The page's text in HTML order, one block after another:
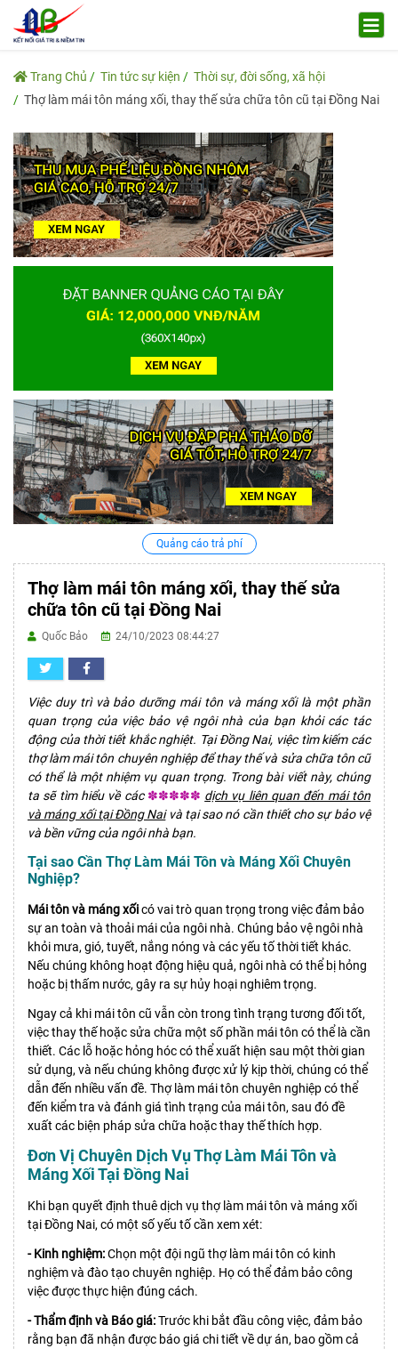
Trang Chủ Tin tức sự kiện
Thời sự, đời sống, xã hội
Thợ làm mái tôn máng xối, thay thế sửa chữa tôn cũ tại Đồng Nai
Quảng cáo trả phí
Thợ làm mái tôn máng xối, thay thế sửa
chữa tôn cũ tại Đồng Nai
Quốc Bảo 24/10/2023 08:44:27
Việc duy trì và bảo dưỡng mái tôn và máng xối là một phần
quan trọng của việc bảo vệ ngôi nhà của bạn khỏi các tác
động của thời tiết khắc nghiệt. Tại Đồng Nai, việc tìm kiếm các
thợ làm mái tôn chuyên nghiệp để thay thế và sửa chữa tôn cũ
có thể là một nhiệm vụ quan trọng. Trong bài viết này, chúng
ta sẽ tìm hiểu về các ✽✽✽✽✽ dịch vụ liên quan đến mái tôn
và máng xối tại Đồng Naivà tại sao nó cần thiết cho sự bảo vệ
và bền vững của ngôi nhà bạn.
Tại sao Cần Thợ Làm Mái Tôn và Máng Xối Chuyên
Nghiệp?
Mái tôn và máng xốicó vai trò quan trọng trong việc đảm bảo
sự an toàn và thoải mái của ngôi nhà. Chúng bảo vệ ngôi nhà
khỏi mưa, gió, tuyết, nắng nóng và các yếu tố thời tiết khác.
Nếu chúng không hoạt động hiệu quả, ngôi nhà có thể bị hỏng
hoặc bị thấm nước, gây ra sự hủy hoại nghiêm trọng.
Ngay cả khi mái tôn cũ vẫn còn trong tình trạng tương đối tốt,
việc thay thế hoặc sửa chữa một số phần mái tôn có thể là cần
thiết. Các lỗ hoặc hỏng hóc có thể xuất hiện sau một thời gian
sử dụng, và nếu chúng không được xử lý kịp thời, chúng có thể
dẫn đến nhiều vấn đề. Thợ làm mái tôn chuyên nghiệp có thể
đến kiểm tra và đánh giá tình trạng của mái tôn, sau đó đề
xuất các biện pháp sửa chữa hoặc thay thế thích hợp.
Đơn Vị Chuyên Dịch Vụ Thợ Làm Mái Tôn và
Máng Xối Tại Đồng Nai
Khi bạn quyết định thuê dịch vụ thợ làm mái tôn và máng xối
tại Đồng Nai, có một số yếu tố cần xem xét:
- Kinh nghiệm:Chọn một đội ngũ thợ làm mái tôn có kinh
nghiệm và đào tạo chuyên nghiệp. Họ có thể đảm bảo công
việc được thực hiện đúng cách.
- Thẩm định và Báo giá:Trước khi bắt đầu công việc, đảm bảo
rằng bạn đã nhận được báo giá chi tiết về dự án, bao gồm cả